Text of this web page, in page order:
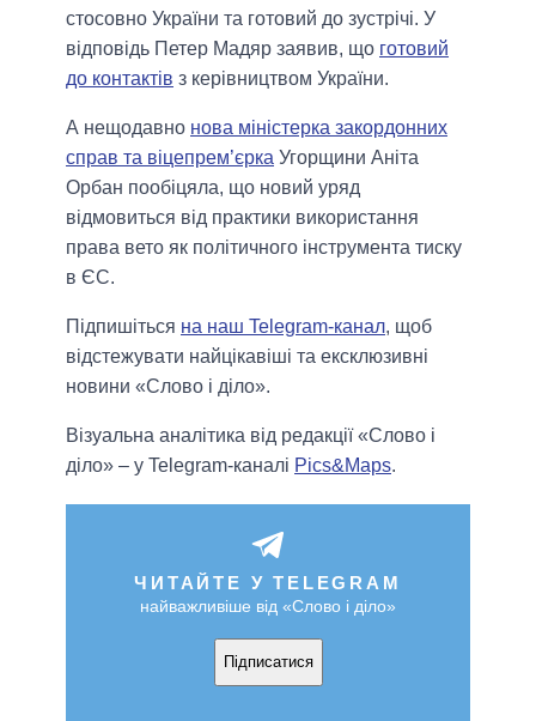
стосовно України та готовий до зустрічі. У
відповідь Петер Мадяр заявив, що готовий
до контактів з керівництвом України.
А нещодавно нова міністерка закордонних
справ та віцепрем’єрка Угорщини Аніта
Орбан пообіцяла, що новий уряд
відмовиться від практики використання
права вето як політичного інструмента тиску
в ЄС.
Підпишіться на наш Telegram-канал, щоб
відстежувати найцікавіші та ексклюзивні
новини «Слово і діло».
Візуальна аналітика від редакції «Слово і
діло» – у Telegram-каналі Pics&Maps.
ЧИТАЙТЕ У TELEGRAM
найважливіше від «Слово і діло»
Підписатися